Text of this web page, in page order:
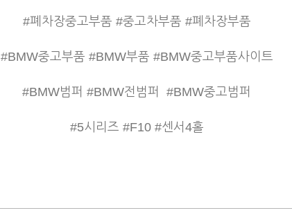
#폐차장중고부품 #중고차부품 #폐차장부품
#BMW중고부품 #BMW부품 #BMW중고부품사이트
#BMW범퍼 #BMW전범퍼 #BMW중고범퍼
#5시리즈 #F10 #센서4홀